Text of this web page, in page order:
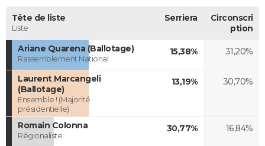
Tête de liste
Liste
Serriera
Circonscri
ption
Ariane Quarena (Ballotage)
Rassemblement National
15,38% 31,20%
Laurent Marcangeli
(Ballotage)
Ensemble ! (Majorité
présidentielle)
13,19% 30,70%
Romain Colonna
Régionaliste
30,77% 16,84%